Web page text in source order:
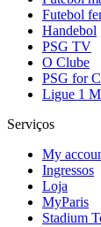
Futebol
Handebol
PSG TV
O Clube
PSG for
Ligue 1
Serviços
My
Ingressos
Loja
MyParis
Stadium